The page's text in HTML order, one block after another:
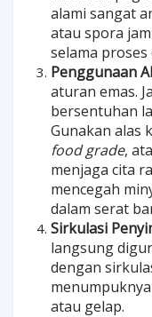
alami sangat
atau spora
selama proses
Penggunaan
aturan emas.
bersentuhan
Gunakan alas
food grade,
menjaga cita
mencegah
dalam serat
Sirkulasi
langsung
dengan
atau gelap.